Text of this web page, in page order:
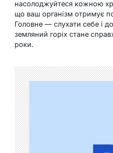
насолоджуйтеся кожною
що ваш організм отримує
Головне — слухати себе і
земляний горіх стане
роки.